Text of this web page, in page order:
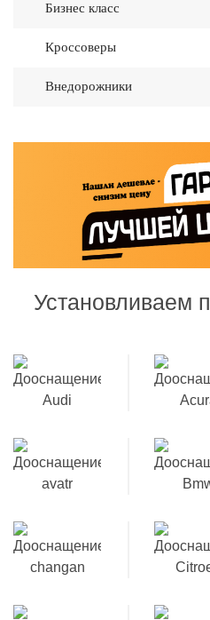
Бизнес класс
Кроссоверы
Внедорожники
Установливаем